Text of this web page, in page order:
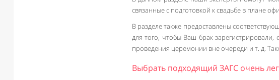
связанные с подготовкой к свадьбе в плане
В разделе также предоставлены
для того, чтобы Ваш брак зарегистрировали,
проведения церемонии вне очереди и т. д.
Выбрать подходящий ЗАГС очень